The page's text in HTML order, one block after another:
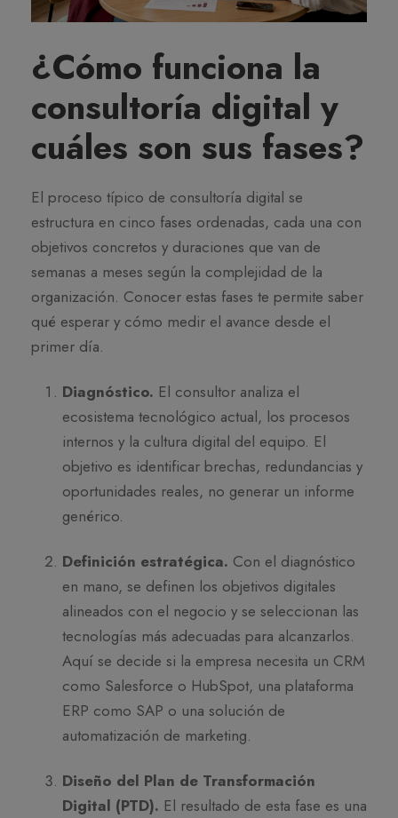
¿Cómo funciona la
consultoría digital y
cuáles son sus fases?
El proceso típico de consultoría digital se
estructura en cinco fases ordenadas, cada una con
objetivos concretos y duraciones que van de
semanas a meses según la complejidad de la
organización. Conocer estas fases te permite saber
qué esperar y cómo medir el avance desde el
primer día.
Diagnóstico. El consultor analiza el
ecosistema tecnológico actual, los procesos
internos y la cultura digital del equipo. El
objetivo es identificar brechas, redundancias y
oportunidades reales, no generar un informe
genérico.
Definición estratégica. Con el diagnóstico
en mano, se definen los objetivos digitales
alineados con el negocio y se seleccionan las
tecnologías más adecuadas para alcanzarlos.
Aquí se decide si la empresa necesita un CRM
como Salesforce o HubSpot, una plataforma
ERP como SAP o una solución de
automatización de marketing.
Diseño del Plan de Transformación
Digital (PTD). El resultado de esta fase es una